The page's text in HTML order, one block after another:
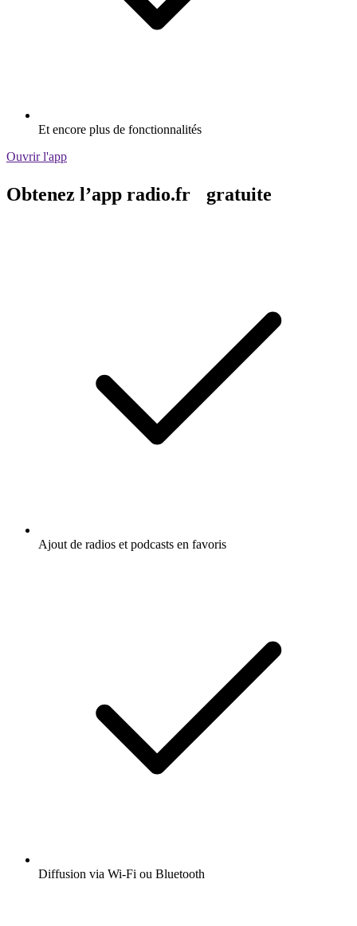
Et encore plus de fonctionnalités
Ouvrir l'app
Obtenez l’app radio.fr gratuite
Ajout de radios et podcasts en favoris
Diffusion via Wi-Fi ou Bluetooth